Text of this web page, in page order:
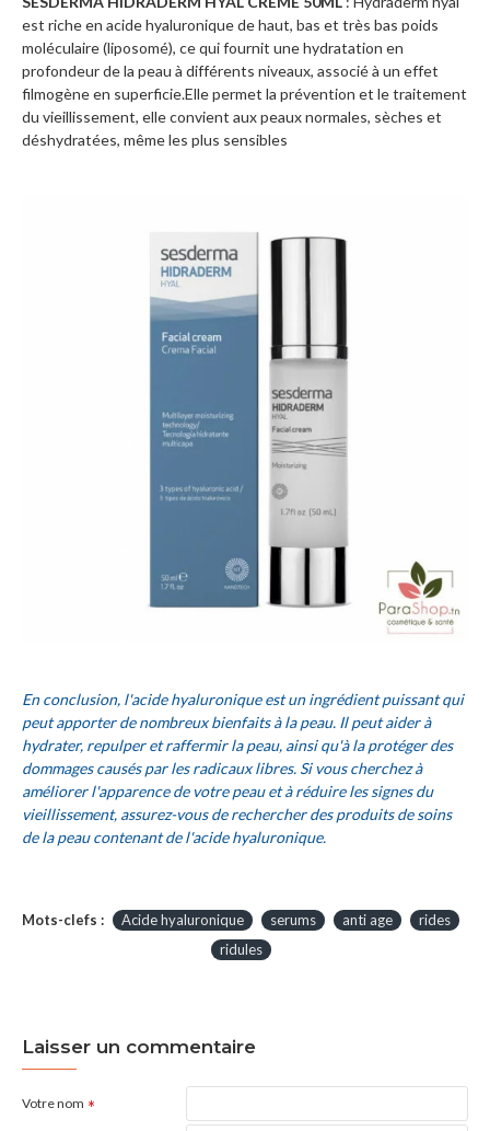
est riche en acide hyaluronique de haut, bas et très bas poids
moléculaire (liposomé), ce qui fournit une hydratation en
profondeur de la peau à différents niveaux, associé à un effet
filmogène en superficie.Elle permet la prévention et le traitement
du vieillissement, elle convient aux peaux normales, sèches et
déshydratées, même les plus sensibles
En conclusion, l'acide hyaluronique est un ingrédient puissant qui
peut apporter de nombreux bienfaits à la peau. Il peut aider à
hydrater, repulper et raffermir la peau, ainsi qu'à la protéger des
dommages causés par les radicaux libres. Si vous cherchez à
améliorer l'apparence de votre peau et à réduire les signes du
vieillissement, assurez-vous de rechercher des produits de soins
de la peau contenant de l'acide hyaluronique.
Mots-clefs : Acide hyaluronique serums anti age
rides
ridules
Laisser un commentaire
Votre nom